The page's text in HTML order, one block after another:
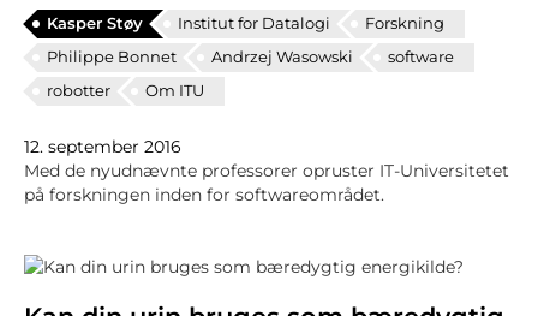
Kasper Støy Institut for Datalogi
Forskning
Philippe Bonnet
Andrzej Wasowski
software
robotter
Om ITU
12. september 2016
Med de nyudnævnte professorer opruster IT-Universitetet
på forskningen inden for softwareområdet.